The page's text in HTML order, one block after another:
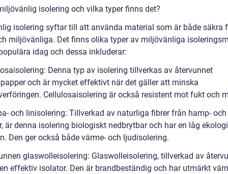
isolering och vilka typer finns det?
isolering syftar till att använda material som är både säkra
miljövänliga. Det finns olika typer av miljövänliga
idag och dessa inkluderar:
Denna typ av isolering tillverkas av återvunnet
och är mycket effektivt när det gäller att minska
Cellulosaisolering är också resistent mot fukt och
och linisolering: Tillverkad av naturliga fibrer från hamp- och
är denna isolering biologiskt nedbrytbar och har en låg
Den ger också både värme- och ljudisolering.
glaswolleisolering: Glaswolleisolering, tillverkad av
effektiv isolator. Den är brandbeständig och har utmärkt